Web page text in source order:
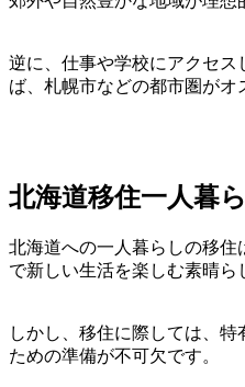
逆に、仕事や学校にアクセ
ば、札幌市などの都市圏がオ
北海道移住一人暮
北海道への一人暮らしの移
で新しい生活を楽しむ素晴ら
しかし、移住に際しては、
ための準備が不可欠です。